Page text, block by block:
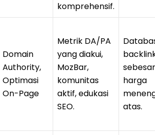
komprehensif.
Domain
Authority,
Optimasi
On-Page
Metrik DA/PA
yang diakui,
MozBar,
komunitas
aktif, edukasi
SEO.
harga
atas.